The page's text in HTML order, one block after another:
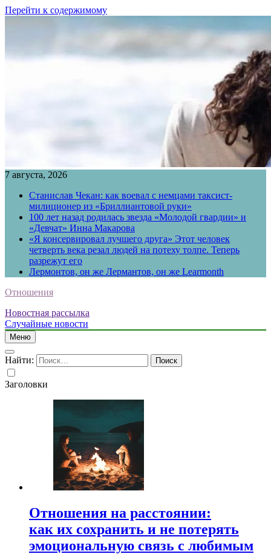
Перейти к содержимому
7 августа, 2026
Станислав Чекан: как воевал с немцами таксист-
милиционер из «Бриллиантовой руки»
100 лет назад родилась звезда «Молодой гвардии» и
«Девчат» Инна Макарова
«Я консервировал лучшего друга» Этот человек
четверть века резал людей на потеху толпе. Теперь
разрежут его
Лермонтов, он же Лермантов, он же Learmonth
Отношения
Новостная рассылка
Случайные новости
Меню
Найти:
Заголовки
Отношения на расстоянии:
как их сохранить и не потерять
эмоциональную связь с любимым